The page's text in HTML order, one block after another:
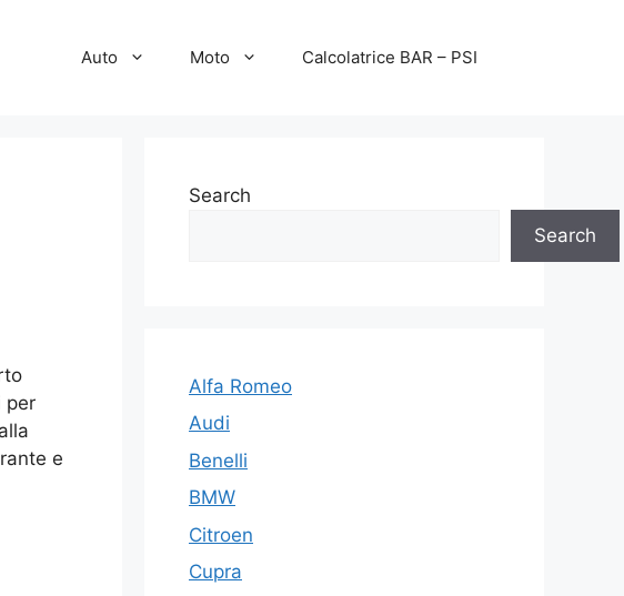
Auto Moto Calcolatrice BAR – PSI
per
e
Search
Search
Alfa Romeo
Audi
Benelli
BMW
Citroen
Cupra